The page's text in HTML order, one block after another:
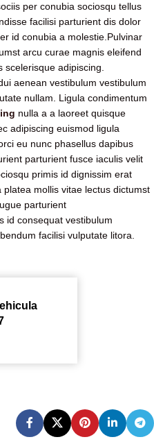
per conubia sociosqu tellus
facilisi parturient dis dolor
id conubia a molestie.Pulvinar
arcu curae magnis eleifend
adipiscing.
aenean vestibulum vestibulum
nullam. Ligula condimentum
nulla a a laoreet quisque
adipiscing euismod ligula
eu nunc phasellus dapibus
parturient fusce iaculis velit
primis id dignissim erat
mollis vitae lectus dictumst
parturient
id consequat vestibulum
facilisi vulputate litora.